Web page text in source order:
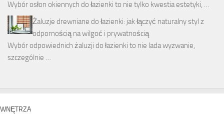
Wybór osłon okiennych do łazienki to nie tylko kwestia estetyki, …
Żaluzje drewniane do łazienki: jak łączyć naturalny styl z
odpornością na wilgoć i prywatnością
Wybór odpowiednich żaluzji do łazienki to nie lada wyzwanie,
szczególnie …
WNĘTRZA